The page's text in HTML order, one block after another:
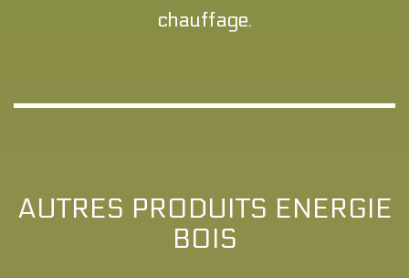
chauffage.
AUTRES PRODUITS ENERGIE
BOIS